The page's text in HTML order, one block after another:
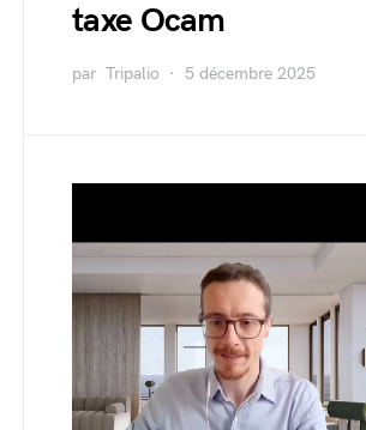
taxe Ocam
par Tripalio 5 décembre 2025